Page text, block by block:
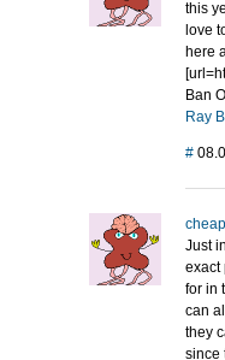
this
love
here
Ban
Ray
#
Just
exact
for in
can
they
since